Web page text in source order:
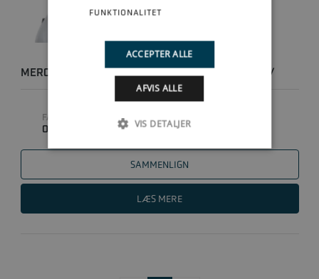
MERCURY ADULT AUTOMATISK REDNINGSVEST M/
FABRIKAT
0
SAMMENLIGN
LÆS MERE
FUNKTIONALITET
ACCEPTER ALLE
AFVIS ALLE
VIS DETALJER